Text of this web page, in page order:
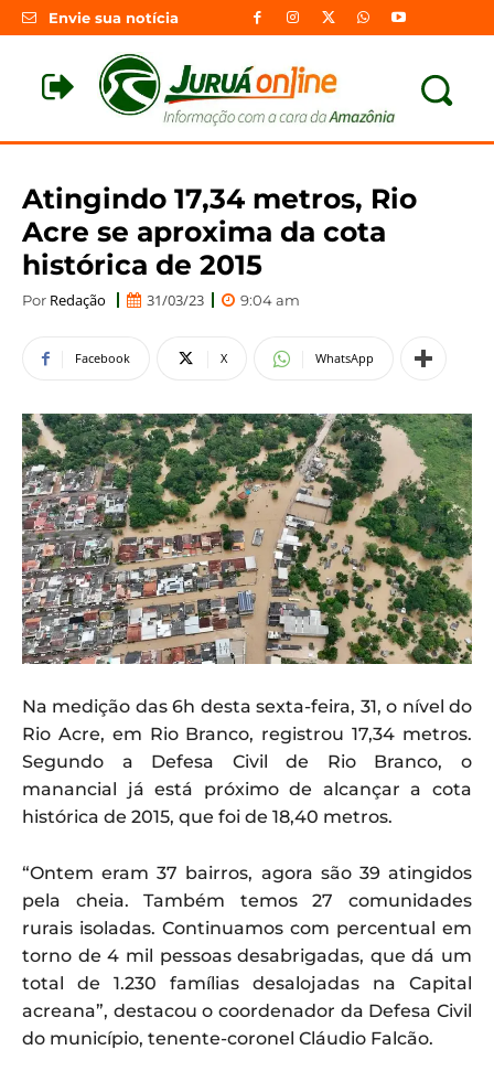
Envie sua notícia
Atingindo 17,34 metros, Rio
Acre se aproxima da cota
histórica de 2015
Por Redação 31/03/23 9:04 am
Facebook X WhatsApp
Na medição das 6h desta sexta-feira, 31, o nível do
Rio Acre, em Rio Branco, registrou 17,34 metros.
Segundo a Defesa Civil de Rio Branco, o
manancial já está próximo de alcançar a cota
histórica de 2015, que foi de 18,40 metros.
“Ontem eram 37 bairros, agora são 39 atingidos
pela cheia. Também temos 27 comunidades
rurais isoladas. Continuamos com percentual em
torno de 4 mil pessoas desabrigadas, que dá um
total de 1.230 famílias desalojadas na Capital
acreana”, destacou o coordenador da Defesa Civil
do município, tenente-coronel Cláudio Falcão.